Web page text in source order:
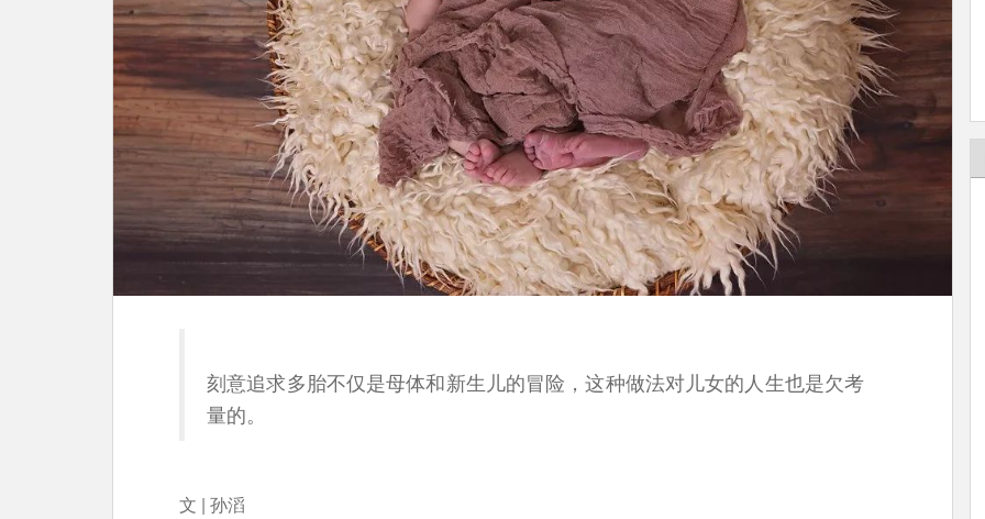
刻意追求多胎不仅是母体和新生儿的冒险，这种做法对儿女的人生也是欠考
量的。
文 | 孙滔